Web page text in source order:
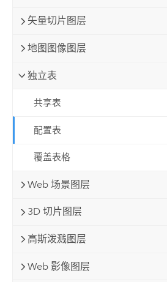
矢量切片图层
地图图像图层
独立表
共享表
配置表
覆盖表格
Web 场景图层
3D 切片图层
高斯泼溅图层
Web 影像图层